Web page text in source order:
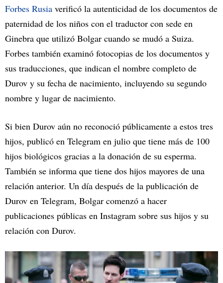
Forbes Rusia verificó la autenticidad de los documentos de
paternidad de los niños con el traductor con sede en
Ginebra que utilizó Bolgar cuando se mudó a Suiza.
Forbes también examinó fotocopias de los documentos y
sus traducciones, que indican el nombre completo de
Durov y su fecha de nacimiento, incluyendo su segundo
nombre y lugar de nacimiento.
Si bien Durov aún no reconoció públicamente a estos tres
hijos, publicó en Telegram en julio que tiene más de 100
hijos biológicos gracias a la donación de su esperma.
También se informa que tiene dos hijos mayores de una
relación anterior. Un día después de la publicación de
Durov en Telegram, Bolgar comenzó a hacer
publicaciones públicas en Instagram sobre sus hijos y su
relación con Durov.